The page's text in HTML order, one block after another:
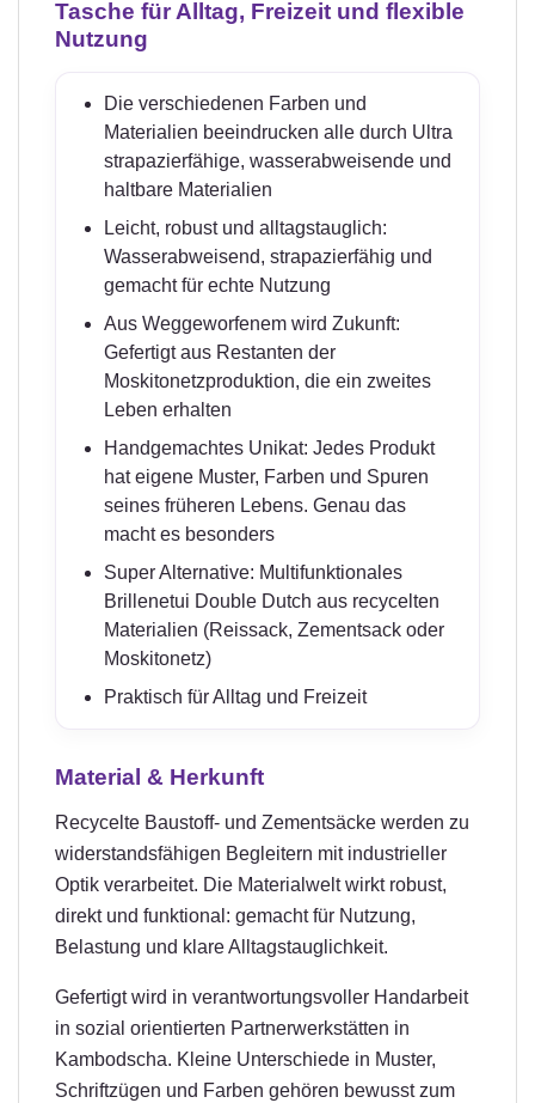
Tasche für Alltag, Freizeit und flexible
Nutzung
Die verschiedenen Farben und
Materialien beeindrucken alle durch Ultra
strapazierfähige, wasserabweisende und
haltbare Materialien
Leicht, robust und alltagstauglich:
Wasserabweisend, strapazierfähig und
gemacht für echte Nutzung
Aus Weggeworfenem wird Zukunft:
Gefertigt aus Restanten der
Moskitonetzproduktion, die ein zweites
Leben erhalten
Handgemachtes Unikat: Jedes Produkt
hat eigene Muster, Farben und Spuren
seines früheren Lebens. Genau das
macht es besonders
Super Alternative: Multifunktionales
Brillenetui Double Dutch aus recycelten
Materialien (Reissack, Zementsack oder
Moskitonetz)
Praktisch für Alltag und Freizeit
Material & Herkunft
Recycelte Baustoff- und Zementsäcke werden zu
widerstandsfähigen Begleitern mit industrieller
Optik verarbeitet. Die Materialwelt wirkt robust,
direkt und funktional: gemacht für Nutzung,
Belastung und klare Alltagstauglichkeit.
Gefertigt wird in verantwortungsvoller Handarbeit
in sozial orientierten Partnerwerkstätten in
Kambodscha. Kleine Unterschiede in Muster,
Schriftzügen und Farben gehören bewusst zum